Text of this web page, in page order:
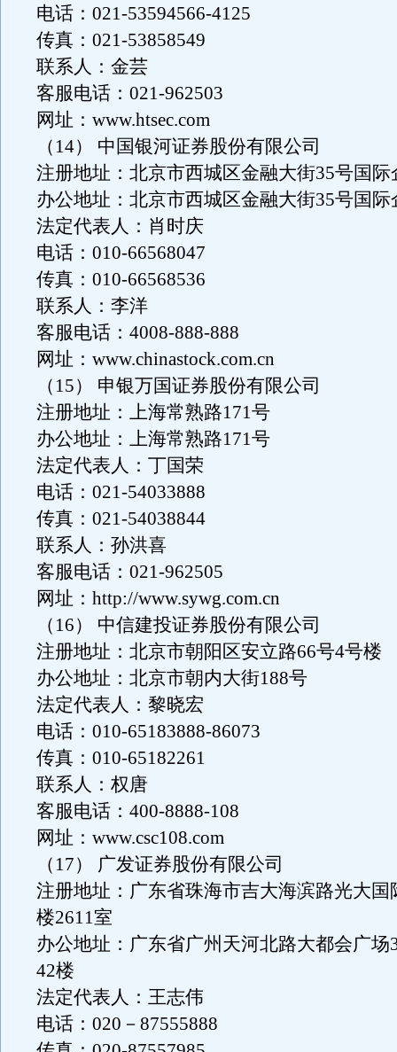
电话：021-53594566-4125
传真：021-53858549
联系人：金芸
客服电话：021-962503
网址：www.htsec.com
（14） 中国银河证券股份有限公司
注册地址：北京市西城区金融大街35号国际
办公地址：北京市西城区金融大街35号国际
法定代表人：肖时庆
电话：010-66568047
传真：010-66568536
联系人：李洋
客服电话：4008-888-888
网址：www.chinastock.com.cn
（15） 申银万国证券股份有限公司
注册地址：上海常熟路171号
办公地址：上海常熟路171号
法定代表人：丁国荣
电话：021-54033888
传真：021-54038844
联系人：孙洪喜
客服电话：021-962505
网址：http://www.sywg.com.cn
（16） 中信建投证券股份有限公司
注册地址：北京市朝阳区安立路66号4号楼
办公地址：北京市朝内大街188号
法定代表人：黎晓宏
电话：010-65183888-86073
传真：010-65182261
联系人：权唐
客服电话：400-8888-108
网址：www.csc108.com
（17） 广发证券股份有限公司
注册地址：广东省珠海市吉大海滨路光大国
楼2611室
办公地址：广东省广州天河北路大都会广场
42楼
法定代表人：王志伟
电话：020－87555888